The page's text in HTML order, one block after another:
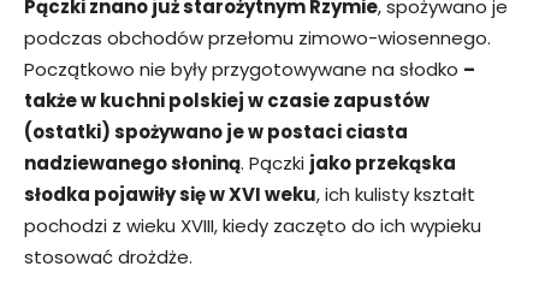
Pączki znano już starożytnym Rzymie, spożywano je
podczas obchodów przełomu zimowo-wiosennego.
Początkowo nie były przygotowywane na słodko –
także w kuchni polskiej w czasie zapustów
(ostatki) spożywano je w postaci ciasta
nadziewanego słoniną. Pączki jako przekąska
słodka pojawiły się w XVI weku, ich kulisty kształt
pochodzi z wieku XVIII, kiedy zaczęto do ich wypieku
stosować drożdże.